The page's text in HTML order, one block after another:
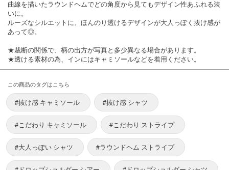
曲線を描いたラウンドヘムでどの角度から見てもデザイン性あふれる装
いに。
ルーズなシルエットに、ほんのり透けるデザインが大人っぽく抜け感が
あって◎。
★裁断の関係で、柄の出方が写真と多少異なる場合があります。
★透ける素材の為、インにはキャミソールなどを着用ください。
この商品のタグはこちら
#抜け感 キャミソール #抜け感 シャツ
#こだわり キャミソール #こだわり ストライプ
#大人っぽい シャツ #ラウンドヘム ストライプ